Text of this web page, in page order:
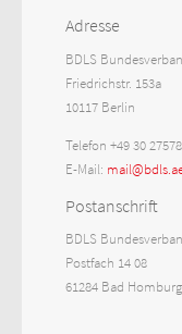
Adresse
BDLS
Friedrichstr. 153a
10117 Berlin
Telefon +49 30
E-Mail:
Postanschrift
BDLS
Postfach 14 08
61284 Bad Homburg